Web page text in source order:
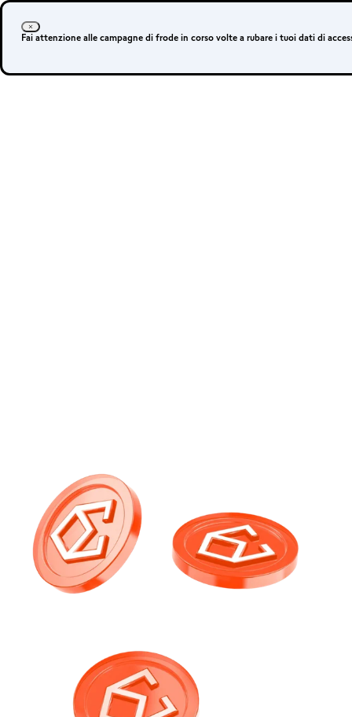
Fai attenzione alle campagne di frode in corso volte a rubare i tuoi dati di
Apri un conto